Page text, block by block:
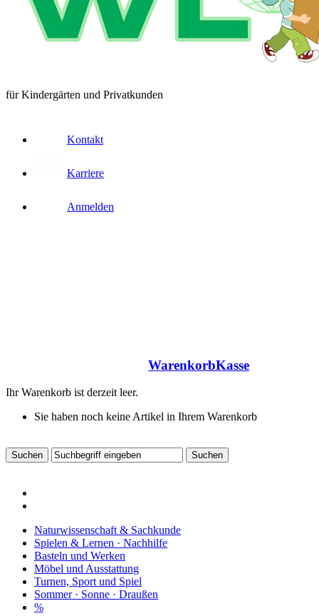
für Kindergärten und Privatkunden
Kontakt
Karriere
Anmelden
WarenkorbKasse
Ihr Warenkorb ist derzeit leer.
Sie haben noch keine Artikel in Ihrem Warenkorb
Naturwissenschaft & Sachkunde
Spielen & Lernen · Nachhilfe
Basteln und Werken
Möbel und Ausstattung
Turnen, Sport und Spiel
Sommer · Sonne · Draußen
%